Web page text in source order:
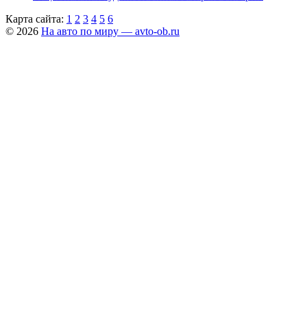
Карта сайта: 1 2 3 4 5 6
© 2026 На авто по миру — avto-ob.ru